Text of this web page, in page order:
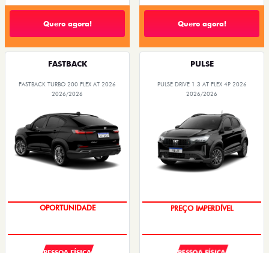
Quero agora! Quero agora!
FASTBACK
FASTBACK TURBO 200 FLEX AT 2026
2026/2026
OPORTUNIDADE
PULSE
PULSE DRIVE 1.3 AT FLEX 4P 2026
2026/2026
O SUV AUTOMÁTICO MAIS